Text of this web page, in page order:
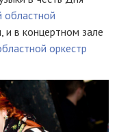
областной
и в концертном зале
оркестр